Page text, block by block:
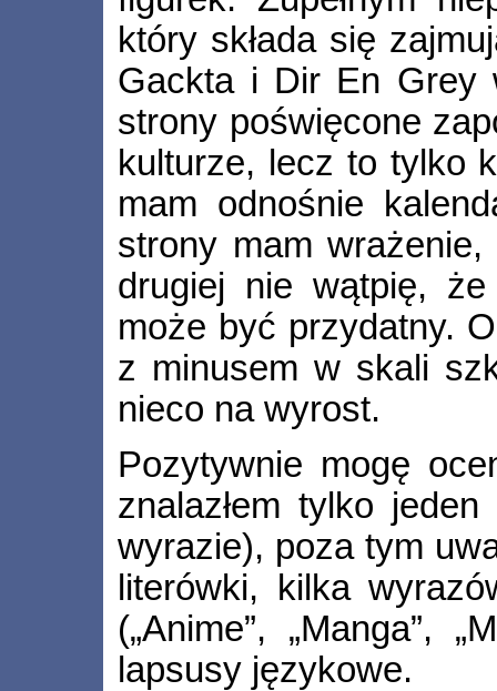
który składa się
Gackta i Dir En Grey
strony poświęcone
kulturze, lecz to tylko
mam odnośnie
strony mam
drugiej nie wątpię,
może być przydatny.
z minusem w skali
nieco na wyrost.
Pozytywnie mogę
znalazłem tylko
wyrazie), poza tym
literówki, kilka
(„Anime”, „Manga”,
lapsusy językowe.